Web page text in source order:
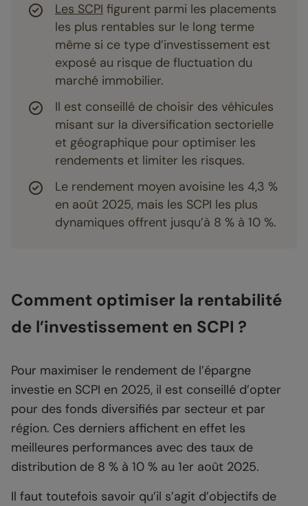
Les SCPI figurent parmi les placements
les plus rentables sur le long terme
même si ce type d’investissement est
exposé au risque de fluctuation du
marché immobilier.
Il est conseillé de choisir des véhicules
misant sur la diversification sectorielle
et géographique pour optimiser les
rendements et limiter les risques.
Le rendement moyen avoisine les 4,3 %
en août 2025, mais les SCPI les plus
dynamiques offrent jusqu’à 8 % à 10 %.
Comment optimiser la rentabilité
de l’investissement en SCPI ?
Pour maximiser le rendement de l’épargne
investie en SCPI en 2025, il est conseillé d’opter
pour des fonds diversifiés par secteur et par
région. Ces derniers affichent en effet les
meilleures performances avec des taux de
distribution de 8 % à 10 % au 1er août 2025.
Il faut toutefois savoir qu’il s’agit d’objectifs de